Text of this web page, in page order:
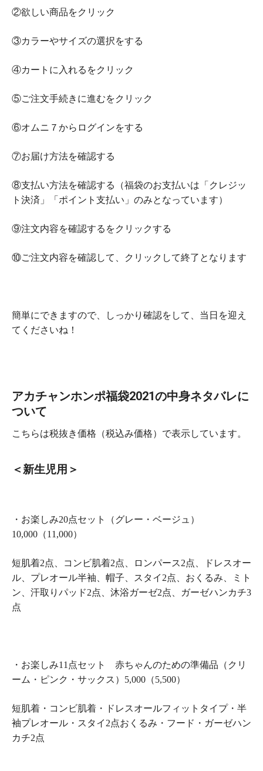
②欲しい商品をクリック
③カラーやサイズの選択をする
④カートに入れるをクリック
⑤ご注文手続きに進むをクリック
⑥オムニ７からログインをする
⑦お届け方法を確認する
⑧支払い方法を確認する（福袋のお支払いは「クレジッ
ト決済」「ポイント支払い」のみとなっています）
⑨注文内容を確認するをクリックする
⑩ご注文内容を確認して、クリックして終了となります
簡単にできますので、しっかり確認をして、当日を迎え
てくださいね！
アカチャンホンポ福袋2021の中身ネタバレに
ついて
こちらは税抜き価格（税込み価格）で表示しています。
＜新生児用＞
・お楽しみ20点セット（グレー・ベージュ）
10,000（11,000）
短肌着2点、コンビ肌着2点、ロンパース2点、ドレスオー
ル、プレオール半袖、帽子、スタイ2点、おくるみ、ミト
ン、汗取りパッド2点、沐浴ガーゼ2点、ガーゼハンカチ3
点
・お楽しみ11点セット 赤ちゃんのための準備品（クリ
ーム・ピンク・サックス）5,000（5,500）
短肌着・コンビ肌着・ドレスオールフィットタイプ・半
袖プレオール・スタイ2点おくるみ・フード・ガーゼハン
カチ2点